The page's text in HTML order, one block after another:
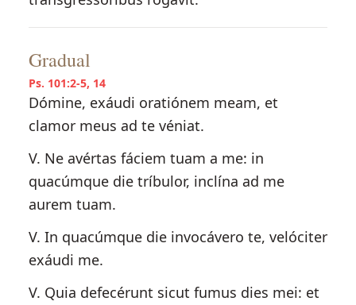
Gradual
Ps. 101:2-5, 14
Dómine, exáudi oratiónem meam, et
clamor meus ad te véniat.
V. Ne avértas fáciem tuam a me: in
quacúmque die tríbulor, inclína ad me
aurem tuam.
V. In quacúmque die invocávero te, velóciter
exáudi me.
V. Quia defecérunt sicut fumus dies mei: et